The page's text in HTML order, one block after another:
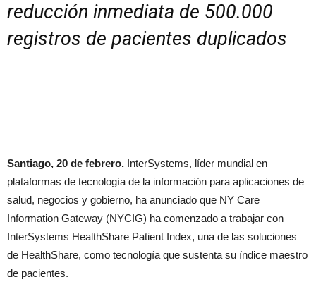
reducción inmediata de 500.000
registros de pacientes duplicados
Santiago, 20 de febrero. InterSystems, líder mundial en
plataformas de tecnología de la información para aplicaciones de
salud, negocios y gobierno, ha anunciado que NY Care
Information Gateway (NYCIG) ha comenzado a trabajar con
InterSystems HealthShare Patient Index, una de las soluciones
de HealthShare, como tecnología que sustenta su índice maestro
de pacientes.